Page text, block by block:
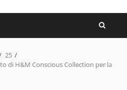
25
di H&M Conscious Collection per la